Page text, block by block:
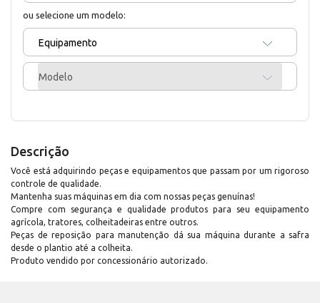
ou selecione um modelo:
Equipamento
Modelo
Descrição
Você está adquirindo peças e equipamentos que passam por um rigoroso
controle de qualidade.
Mantenha suas máquinas em dia com nossas peças genuínas!
Compre com segurança e qualidade produtos para seu equipamento
agrícola, tratores, colheitadeiras entre outros.
Peças de reposição para manutenção dá sua máquina durante a safra
desde o plantio até a colheita.
Produto vendido por concessionário autorizado.